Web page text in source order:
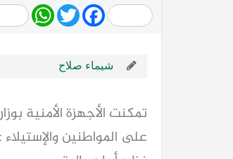
WhatsApp
TwitterFacebook
شيماء صلاح
تمكنت الأجهزة الأمنية
على المواطنين